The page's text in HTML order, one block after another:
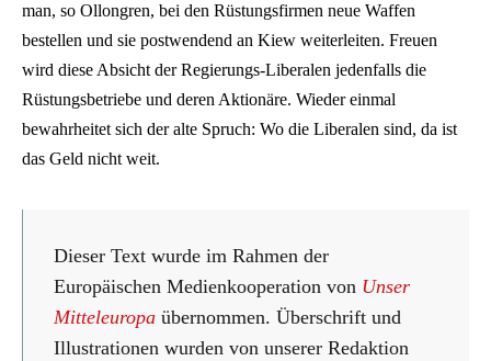
man, so Ollongren, bei den Rüstungsfirmen neue Waffen
bestellen und sie postwendend an Kiew weiterleiten. Freuen
wird diese Absicht der Regierungs-Liberalen jedenfalls die
Rüstungsbetriebe und deren Aktionäre. Wieder einmal
bewahrheitet sich der alte Spruch: Wo die Liberalen sind, da ist
das Geld nicht weit.
Dieser Text wurde im Rahmen der
Europäischen Medienkooperation von Unser
Mitteleuropa übernommen. Überschrift und
Illustrationen wurden von unserer Redaktion